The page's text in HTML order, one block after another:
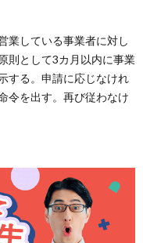
業している事業者に対し
則として3カ月以内に事業
する。申請に応じなけれ
令を出す。再び従わなけ